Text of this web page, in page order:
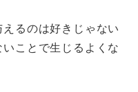
るのは好きじゃない
ことで生じるよくな